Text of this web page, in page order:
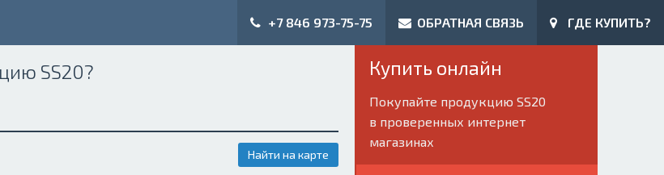
+7 846 973-75-75 ОБРАТНАЯ СВЯЗЬ ГДЕ КУПИТЬ?
SS20?
Найти на карте
Купить онлайн
Покупайте продукцию SS20
в проверенных интернет
магазинах